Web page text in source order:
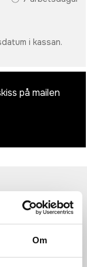
Om
i kassan.
på mailen
och en boll.